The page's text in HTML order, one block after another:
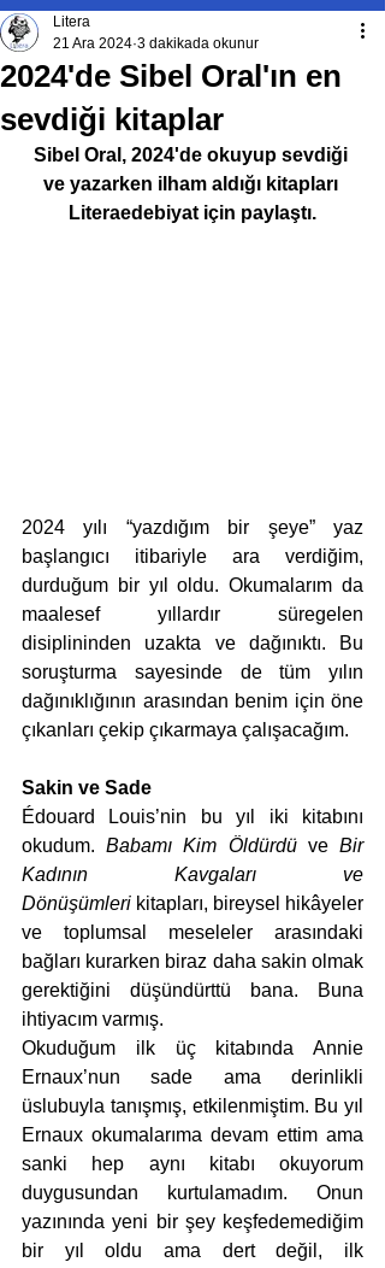
2024'de Sibel Oral'ın en
sevdiği kitaplar
Litera
21 Ara 2024 3 dakikada okunur
Sibel Oral, 2024'de okuyup sevdiği
ve yazarken ilham aldığı kitapları
Literaedebiyat için paylaştı.
2024 yılı “yazdığım bir şeye” yaz
başlangıcı itibariyle ara verdiğim,
durduğum bir yıl oldu. Okumalarım da
maalesef yıllardır süregelen
disiplininden uzakta ve dağınıktı. Bu
soruşturma sayesinde de tüm yılın
dağınıklığının arasından benim için öne
çıkanları çekip çıkarmaya çalışacağım.
Sakin ve Sade
Édouard Louis’nin bu yıl iki kitabını
okudum. Babamı Kim Öldürdü ve Bir
Kadının Kavgaları ve
Dönüşümleri kitapları, bireysel hikâyeler
ve toplumsal meseleler arasındaki
bağları kurarken biraz daha sakin olmak
gerektiğini düşündürttü bana. Buna
ihtiyacım varmış.
Okuduğum ilk üç kitabında Annie
Ernaux’nun sade ama derinlikli
üslubuyla tanışmış, etkilenmiştim. Bu yıl
Ernaux okumalarıma devam ettim ama
sanki hep aynı kitabı okuyorum
duygusundan kurtulamadım. Onun
yazınında yeni bir şey keşfedemediğim
bir yıl oldu ama dert değil, ilk